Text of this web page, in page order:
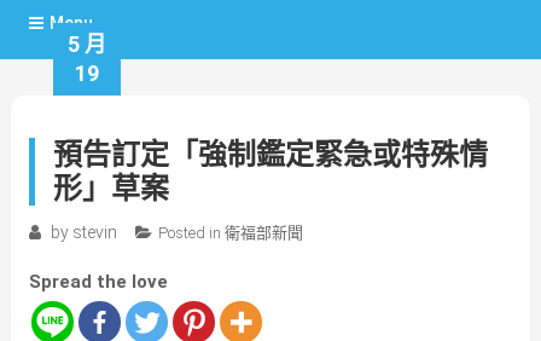
Menu
5 月
19
預告訂定「強制鑑定緊急或特殊情
形」草案
by stevin Posted in 衛福部新聞
Spread the love